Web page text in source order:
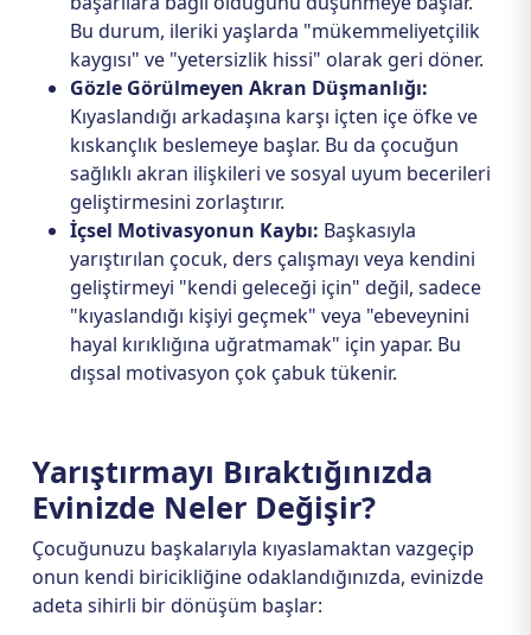
Bu durum, ileriki yaşlarda "mükemmeliyetçilik
kaygısı" ve "yetersizlik hissi" olarak geri döner.
Gözle Görülmeyen Akran Düşmanlığı:
Kıyaslandığı arkadaşına karşı içten içe öfke ve
kıskançlık beslemeye başlar. Bu da çocuğun
sağlıklı akran ilişkileri ve sosyal uyum becerileri
geliştirmesini zorlaştırır.
İçsel Motivasyonun Kaybı: Başkasıyla
yarıştırılan çocuk, ders çalışmayı veya kendini
geliştirmeyi "kendi geleceği için" değil, sadece
"kıyaslandığı kişiyi geçmek" veya "ebeveynini
hayal kırıklığına uğratmamak" için yapar. Bu
dışsal motivasyon çok çabuk tükenir.
Yarıştırmayı Bıraktığınızda
Evinizde Neler Değişir?
Çocuğunuzu başkalarıyla kıyaslamaktan vazgeçip
onun kendi biricikliğine odaklandığınızda, evinizde
adeta sihirli bir dönüşüm başlar: